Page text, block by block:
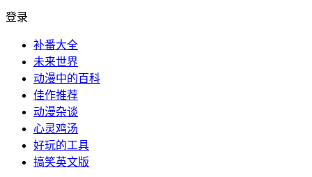
登录
补番大全
未来世界
动漫中的百科
佳作推荐
动漫杂谈
心灵鸡汤
好玩的工具
搞笑英文版